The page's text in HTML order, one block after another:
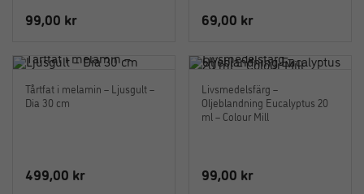
99,00 kr 69,00 kr
Tårtfat i melamin – Ljusgult –
Dia 30 cm
499,00 kr
Livsmedelsfärg –
Oljeblandning Eucalyptus 20
ml – Colour Mill
99,00 kr